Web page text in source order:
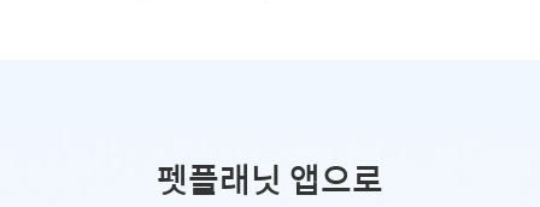
펫플래닛 앱으로